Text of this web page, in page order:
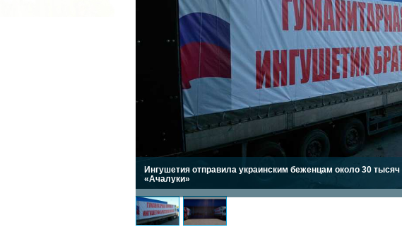
Ингушетия отправила украинским беженцам около 30
«Ачалуки»
МАТЕРИ В ЯКУТИИ
19.12.2021